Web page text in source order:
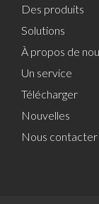
Des produits
Solutions
À propos de
Un service
Télécharger
Nouvelles
Nous contacter